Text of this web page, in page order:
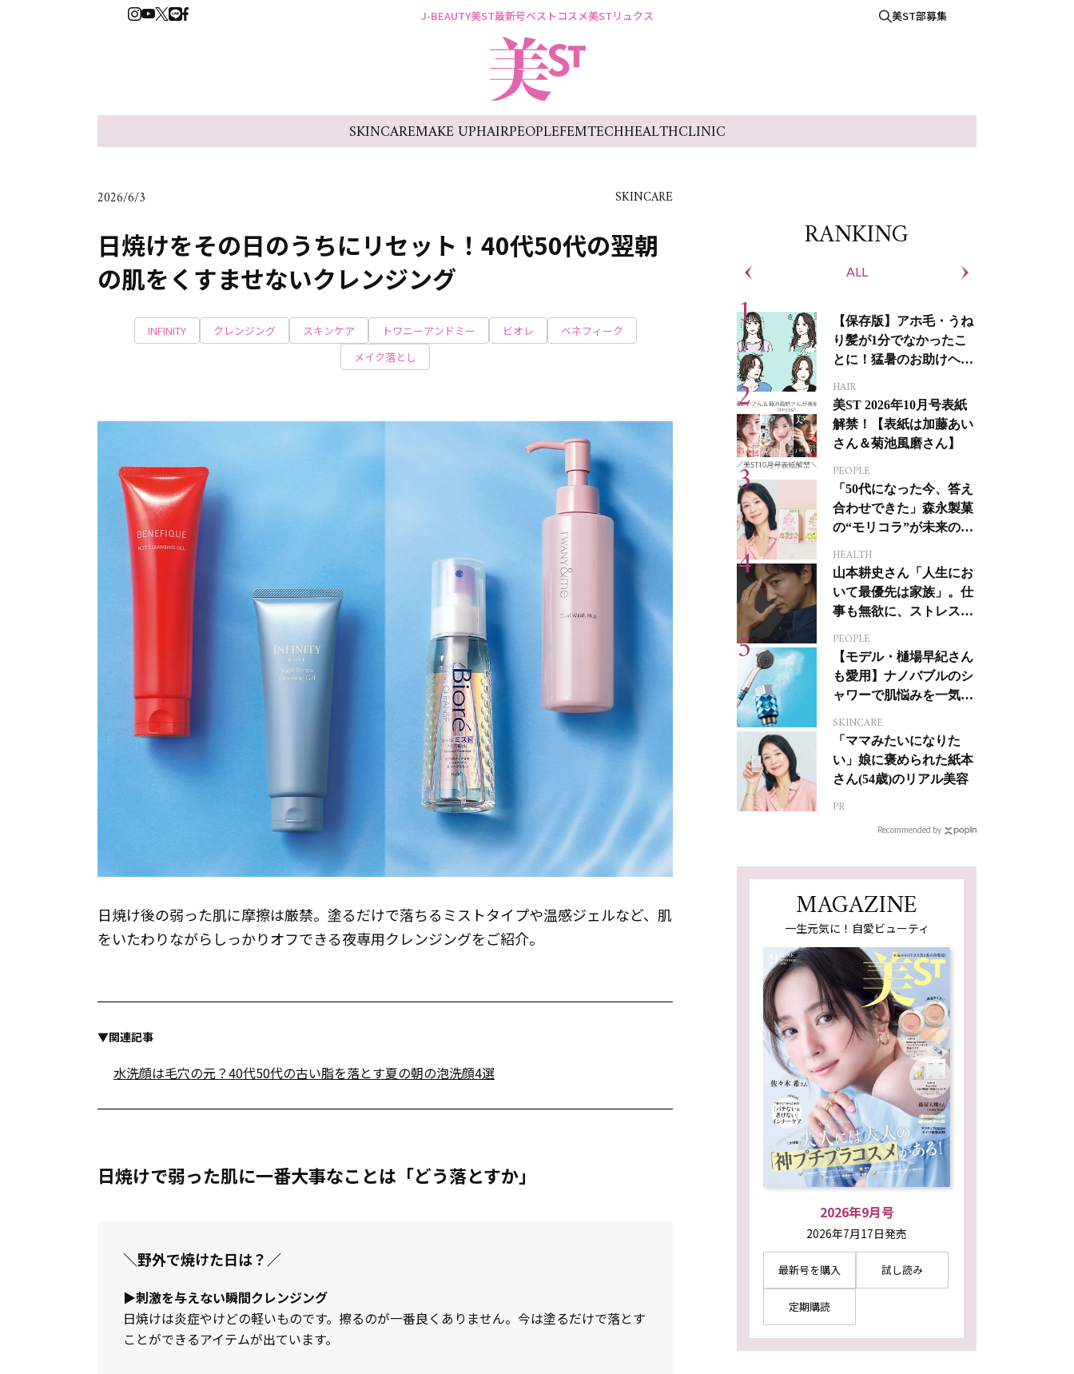
J-BEAUTY美ST最新号ベストコスメ美STリュクス 美ST部募集
SKINCAREMAKE UPHAIRPEOPLEFEMTECHHEALTHCLINIC
2026/6/3 SKINCARE
日焼けをその日のうちにリセット！40代50代の翌朝
の肌をくすませないクレンジング
INFINITY クレンジング スキンケア トワニーアンドミー ビオレ
ベネフィーク
メイク落とし
日焼け後の弱った肌に摩擦は厳禁。塗るだけで落ちるミストタイプや温感ジェルなど、肌
をいたわりながらしっかりオフできる夜専用クレンジングをご紹介。
▼関連記事
水洗顔は毛穴の元？40代50代の古い脂を落とす夏の朝の泡洗顔4選
日焼けで弱った肌に一番大事なことは「どう落とすか」
＼野外で焼けた日は？／
▶︎刺激を与えない瞬間クレンジング
日焼けは炎症やけどの軽いものです。擦るのが一番良くありません。今は塗るだけで落とす
ことができるアイテムが出ています。
RANKING
ALL
【保存版】アホ毛・うね
り髪が1分でなかったこ
とに！猛暑のお助けヘア
HAIR
美ST 2026年10月号表紙
解禁！【表紙は加藤あい
さん＆菊池風磨さん】
PEOPLE
「50代になった今、答え
合わせできた」森永製菓
の“モリコラ”が未来のキ
HEALTH
山本耕史さん「人生にお
いて最優先は家族」。仕
事も無欲に、ストレスを
PEOPLE
【モデル・樋場早紀さん
も愛用】ナノバブルのシ
ャワーで肌悩みを一気に
SKINCARE
「ママみたいになりた
い」娘に褒められた紙本
さん(54歳)のリアル美容
PR
Recommended by
MAGAZINE
一生元気に！自愛ビューティ
2026年9月号
2026年7月17日発売
最新号を購入 試し読み
定期購読